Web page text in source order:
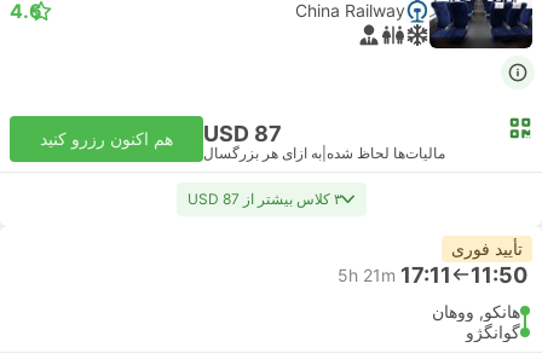
China Railway
4.6
USD 87
مالیات‌ها لحاظ شده به ازای هر بزرگسال
هم اکنون رزرو کنید
۳ کلاس بیشتر از USD 87
تأیید فوری
11:50
17:11
5h 21m
هانکو, ووهان
گوانگژو